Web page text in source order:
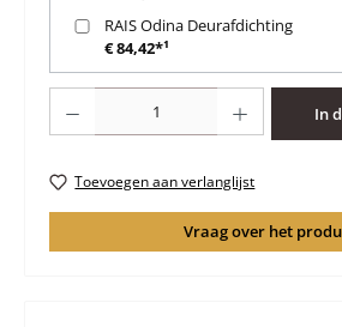
RAIS Odina Deurafdichting
€ 84,42*¹
In
Toevoegen aan verlanglijst
Vraag over het